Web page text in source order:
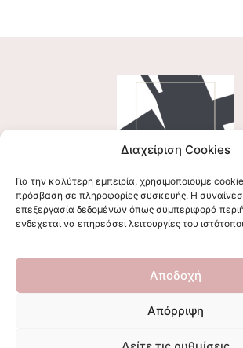
Διαχείριση Cookies
Για την καλύτερη εμπειρία, χρησιμοποιούμε
πρόσβαση σε πληροφορίες συσκευής. Η
επεξεργασία δεδομένων όπως συμπεριφορά
ενδέχεται να επηρεάσει λειτουργίες του
Αποδοχή
Απόρριψη
Ακολουθήστε μας